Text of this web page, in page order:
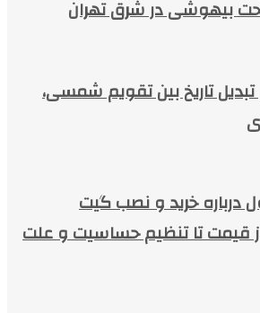
بیهوشی در شرق تهران
تاریخ بین تقویم شمسی،
درباره خرید و نصب گیت
قیمت تا تنظیم حساسیت و علت